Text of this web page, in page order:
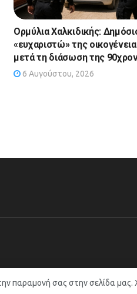
Ορμύλια Χαλκιδικής:
«ευχαριστώ» της
μετά τη διάσωση της
6 Αυγούστου, 2026
παραμονή σας στην σελίδα